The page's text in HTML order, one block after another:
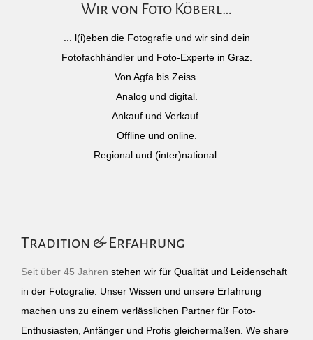
Wir von Foto Köberl…
... l(i)eben die Fotografie und wir sind dein
Fotofachhändler und Foto-Experte in Graz.
Von Agfa bis Zeiss.
Analog und digital.
Ankauf und Verkauf.
Offline und online.
Regional und (inter)national.
Tradition & Erfahrung
Seit über 45 Jahren stehen wir für Qualität und Leidenschaft
in der Fotografie. Unser Wissen und unsere Erfahrung
machen uns zu einem verlässlichen Partner für Foto-
Enthusiasten, Anfänger und Profis gleichermaßen. We share